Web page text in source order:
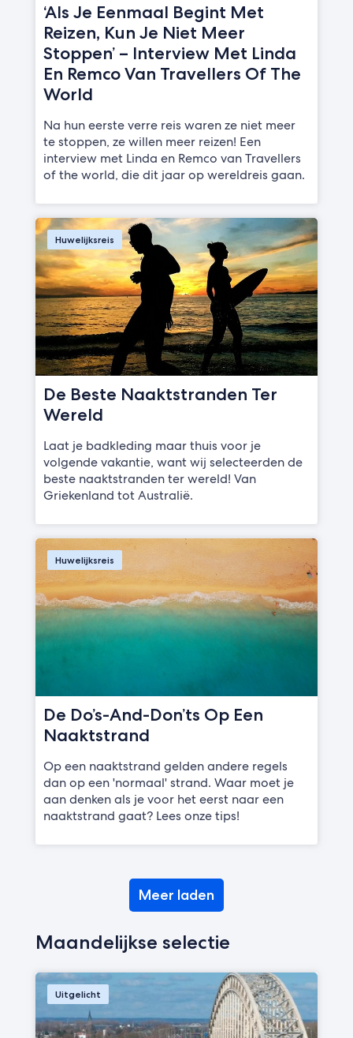
‘Als Je Eenmaal Begint Met
Reizen, Kun Je Niet Meer
Stoppen’ – Interview Met Linda
En Remco Van Travellers Of The
World
Na hun eerste verre reis waren ze niet meer
te stoppen, ze willen meer reizen! Een
interview met Linda en Remco van Travellers
of the world, die dit jaar op wereldreis gaan.
Huwelijksreis
De Beste Naaktstranden Ter
Wereld
Laat je badkleding maar thuis voor je
volgende vakantie, want wij selecteerden de
beste naaktstranden ter wereld! Van
Griekenland tot Australië.
Huwelijksreis
De Do’s-And-Don’ts Op Een
Naaktstrand
Op een naaktstrand gelden andere regels
dan op een 'normaal' strand. Waar moet je
aan denken als je voor het eerst naar een
naaktstrand gaat? Lees onze tips!
Meer laden
Maandelijkse selectie
Uitgelicht